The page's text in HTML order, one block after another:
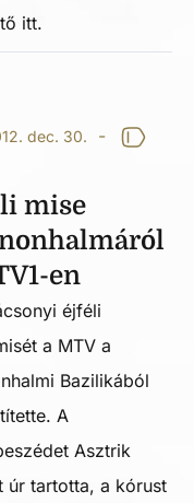
itt.
dec. 30. -
mise
en
éjféli
a MTV a
Bazilikából
A
Asztrik
úr tartotta, a kórust